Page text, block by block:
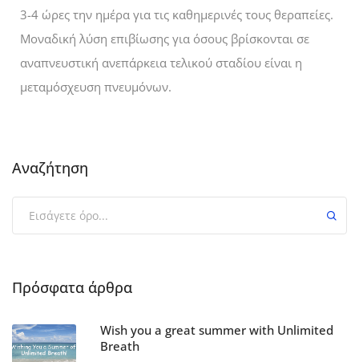
3-4 ώρες την ημέρα για τις καθημερινές τους θεραπείες.
Μοναδική λύση επιβίωσης για όσους βρίσκονται σε
αναπνευστική ανεπάρκεια τελικού σταδίου είναι η
μεταμόσχευση πνευμόνων.
Αναζήτηση
Πρόσφατα άρθρα
Wish you a great summer with Unlimited
Breath